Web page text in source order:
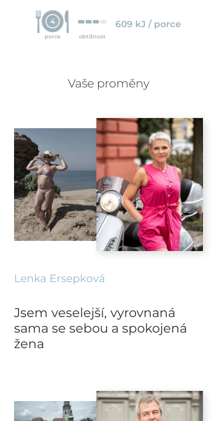
4
porce obtížnost
609 kJ / porce
Vaše proměny
Lenka Ersepková
Jsem veselejší, vyrovnaná
sama se sebou a spokojená
žena